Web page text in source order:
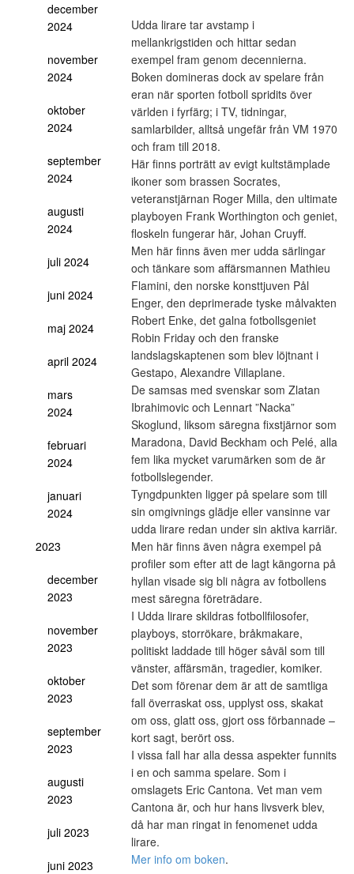
december
2024
november
2024
oktober
2024
september
2024
augusti
2024
juli 2024
juni 2024
maj 2024
april 2024
mars
2024
februari
2024
januari
2024
2023
december
2023
november
2023
oktober
2023
september
2023
augusti
2023
juli 2023
juni 2023
Udda lirare tar avstamp i
mellankrigstiden och hittar sedan
exempel fram genom decennierna.
Boken domineras dock av spelare från
eran när sporten fotboll spridits över
världen i fyrfärg; i TV, tidningar,
samlarbilder, alltså ungefär från VM 1970
och fram till 2018.
Här finns porträtt av evigt kultstämplade
ikoner som brassen Socrates,
veteranstjärnan Roger Milla, den ultimate
playboyen Frank Worthington och geniet,
floskeln fungerar här, Johan Cruyff.
Men här finns även mer udda särlingar
och tänkare som affärsmannen Mathieu
Flamini, den norske konsttjuven Pål
Enger, den deprimerade tyske målvakten
Robert Enke, det galna fotbollsgeniet
Robin Friday och den franske
landslagskaptenen som blev löjtnant i
Gestapo, Alexandre Villaplane.
De samsas med svenskar som Zlatan
Ibrahimovic och Lennart ”Nacka”
Skoglund, liksom säregna fixstjärnor som
Maradona, David Beckham och Pelé, alla
fem lika mycket varumärken som de är
fotbollslegender.
Tyngdpunkten ligger på spelare som till
sin omgivnings glädje eller vansinne var
udda lirare redan under sin aktiva karriär.
Men här finns även några exempel på
profiler som efter att de lagt kängorna på
hyllan visade sig bli några av fotbollens
mest säregna företrädare.
I Udda lirare skildras fotbollfilosofer,
playboys, storrökare, bråkmakare,
politiskt laddade till höger såväl som till
vänster, affärsmän, tragedier, komiker.
Det som förenar dem är att de samtliga
fall överraskat oss, upplyst oss, skakat
om oss, glatt oss, gjort oss förbannade –
kort sagt, berört oss.
I vissa fall har alla dessa aspekter funnits
i en och samma spelare. Som i
omslagets Eric Cantona. Vet man vem
Cantona är, och hur hans livsverk blev,
då har man ringat in fenomenet udda
lirare.
Mer info om boken.